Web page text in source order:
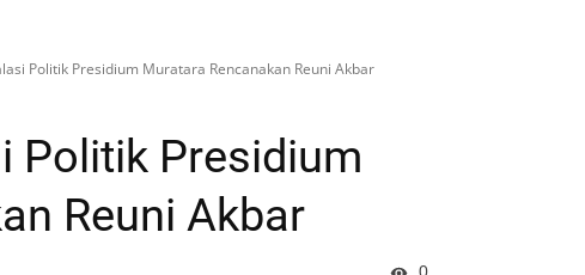
Politik Presidium Muratara Rencanakan Reuni Akbar
Politik Presidium
Reuni Akbar